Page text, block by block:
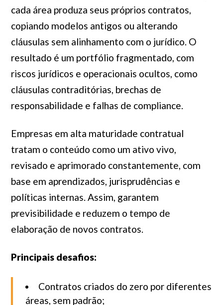
cada área produza seus próprios contratos,
copiando modelos antigos ou alterando
cláusulas sem alinhamento com o jurídico. O
resultado é um portfólio fragmentado, com
riscos jurídicos e operacionais ocultos, como
cláusulas contraditórias, brechas de
responsabilidade e falhas de compliance.
Empresas em alta maturidade contratual
tratam o conteúdo como um ativo vivo,
revisado e aprimorado constantemente, com
base em aprendizados, jurisprudências e
políticas internas. Assim, garantem
previsibilidade e reduzem o tempo de
elaboração de novos contratos.
Principais desafios:
Contratos criados do zero por diferentes
áreas, sem padrão;